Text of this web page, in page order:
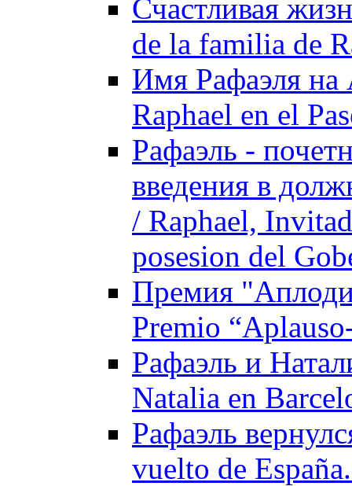
Счастливая
de la familia de
Имя Рафаэля на
Raphael en el
Рафаэль -
введения в
/ Raphael,
posesion del
Премия
Premio
Рафаэль и
Natalia en
Рафаэль
vuelto de